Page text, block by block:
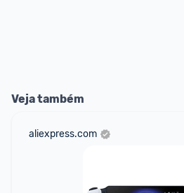
Veja também
aliexpress.com